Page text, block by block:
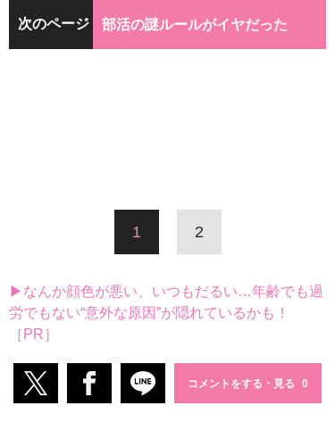
次のページ 部活の謎ルールがイヤだった
1 2
▶なんか顔色が悪い、いつもだるい…年齢でも過
労でもない“意外な原因”が隠れているかも！
［PR］
コメントをする・見る